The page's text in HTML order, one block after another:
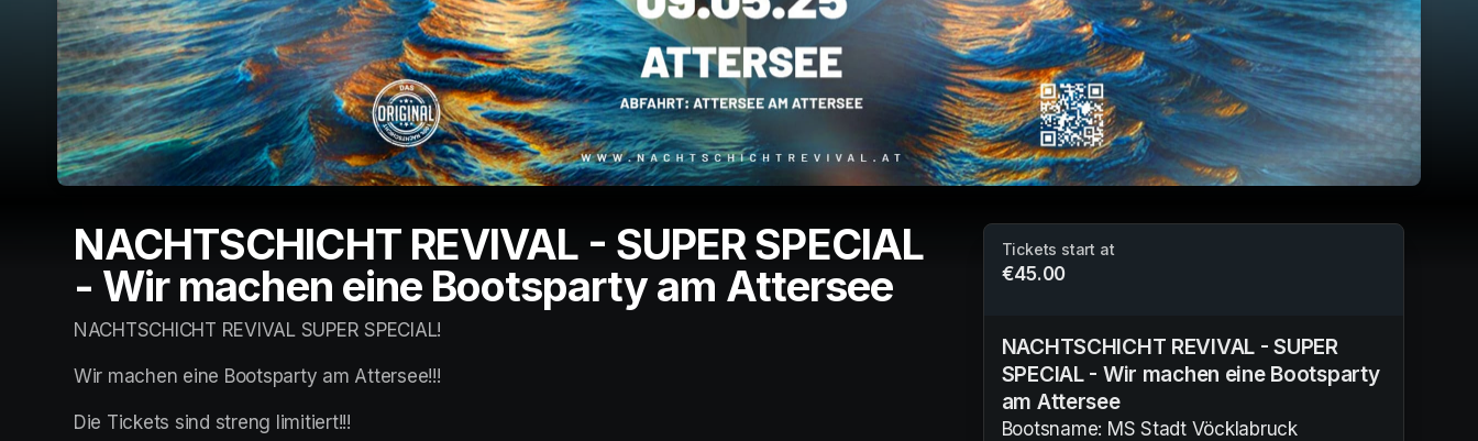
NACHTSCHICHT REVIVAL - SUPER SPECIAL
- Wir machen eine Bootsparty am Attersee
NACHTSCHICHT REVIVAL SUPER SPECIAL!
Wir machen eine Bootsparty am Attersee!!!
Die Tickets sind streng limitiert!!!
Tickets start at
€45.00
NACHTSCHICHT REVIVAL - SUPER
SPECIAL - Wir machen eine Bootsparty
am Attersee
Bootsname: MS Stadt Vöcklabruck